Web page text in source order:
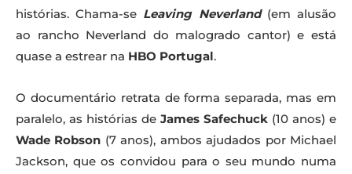
histórias. Chama-se Leaving Neverland(em alusão
ao rancho Neverland do malogrado cantor) e está
quase a estrear na HBO Portugal.
O documentário retrata de forma separada, mas em
paralelo, as histórias de James Safechuck (10 anos) e
Wade Robson (7 anos), ambos ajudados por Michael
Jackson, que os convidou para o seu mundo numa